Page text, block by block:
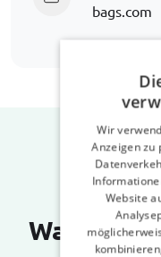
bags.com
Was
Wir
Anzeigen zu
Website